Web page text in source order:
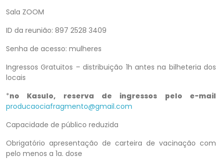
Sala ZOOM
ID da reunião: 897 2528 3409
Senha de acesso: mulheres
Ingressos Gratuitos – distribuição 1h antes na bilheteria dos
locais
*no Kasulo, reserva de ingressos pelo e-mail
producaociafragmento@gmail.com
Capacidade de público reduzida
Obrigatório apresentação de carteira de vacinação com
pelo menos a 1a. dose